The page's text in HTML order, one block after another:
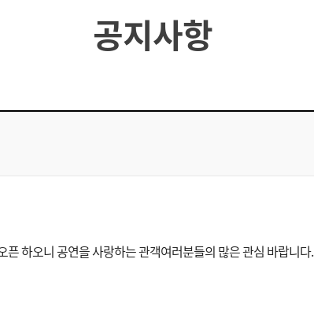
공지사항
하오니 공연을 사랑하는 관객여러분들의 많은 관심 바랍니다.